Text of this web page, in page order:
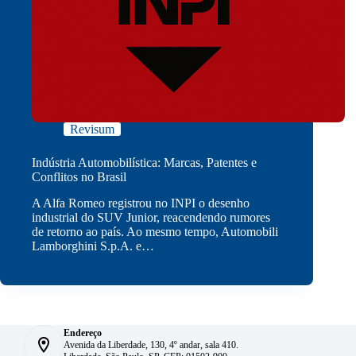
Revisum
Indústria Automobilística: Marcas, Patentes e
Conflitos no Brasil
A Alfa Romeo registrou no INPI o desenho
industrial do SUV Junior, reacendendo rumores
de retorno ao país. Ao mesmo tempo, Automobili
Lamborghini S.p.A. e…
Endereço
Avenida da Liberdade, 130, 4º andar, sala 410.